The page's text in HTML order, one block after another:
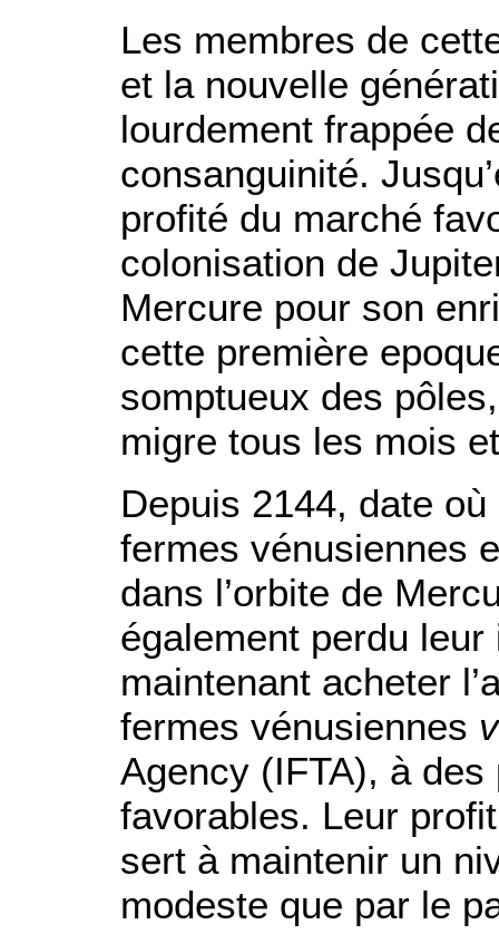
Les membres de
et la nouvelle
lourdement frappée
consanguinité.
profité du marché
colonisation de
Mercure pour son
cette première
somptueux des
migre tous les mois
Depuis 2144, date
fermes vénusiennes
dans l’orbite de
également perdu
maintenant acheter
fermes vénusiennes
Agency (IFTA), àdes
favorables. Leur
sert à maintenir un
modeste que par le